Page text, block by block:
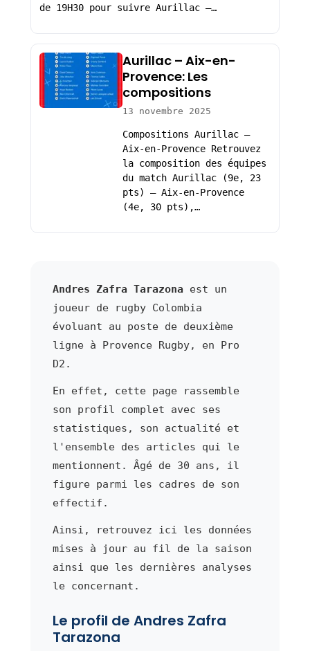
de 19H30 pour suivre Aurillac –…
Aurillac – Aix-en-
Provence: Les
compositions
13 novembre 2025
Compositions Aurillac –
Aix-en-Provence Retrouvez
la composition des équipes
du match Aurillac (9e, 23
pts) – Aix-en-Provence
(4e, 30 pts),…
Andres Zafra Tarazona est un
joueur de rugby Colombia
évoluant au poste de deuxième
ligne à Provence Rugby, en Pro
D2.
En effet, cette page rassemble
son profil complet avec ses
statistiques, son actualité et
l'ensemble des articles qui le
mentionnent. Âgé de 30 ans, il
figure parmi les cadres de son
effectif.
Ainsi, retrouvez ici les données
mises à jour au fil de la saison
ainsi que les dernières analyses
le concernant.
Le profil de Andres Zafra
Tarazona